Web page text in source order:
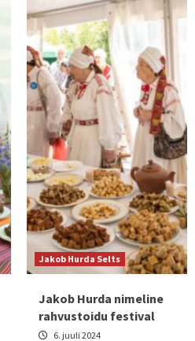
Jakob Hurda Selts
Jakob Hurda nimeline
rahvustoidu festival
6. juuli 2024